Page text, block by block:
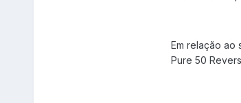
Em relação ao
Pure 50